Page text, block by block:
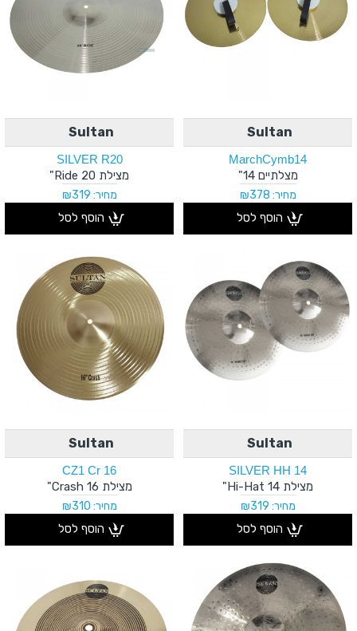
Sultan
MarchCymb14
מצלתיים 14"
מחיר: ₪378
הוסף לסל
Sultan
SILVER R20
מצילת Ride 20"
מחיר: ₪319
הוסף לסל
Sultan
SILVER HH 14
מצילת Hi-Hat 14"
מחיר: ₪319
הוסף לסל
Sultan
CZ1 Cr 16
מצילת Crash 16"
מחיר: ₪310
הוסף לסל